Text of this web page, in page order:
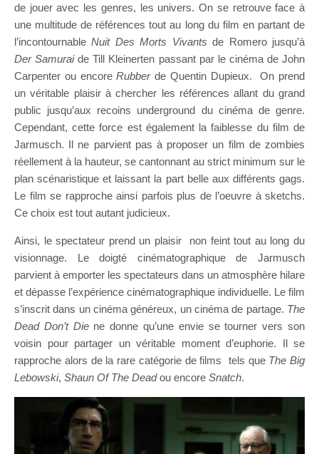
de jouer avec les genres, les univers. On se retrouve face à
une multitude de références tout au long du film en partant de
l’incontournableNuit Des Morts Vivants de Romero jusqu’à
Der Samuraide Till Kleinerten passant par le cinéma de John
Carpenter ou encoreRubberde Quentin Dupieux. On prend
un véritable plaisir à chercher les références allant du grand
public jusqu’aux recoins underground du cinéma de genre.
Cependant, cette force est également la faiblesse du film de
Jarmusch. Il ne parvient pas à proposer un film de zombies
réellement à la hauteur, se cantonnant au strict minimum sur le
plan scénaristique et laissant la part belle aux différents gags.
Le film se rapproche ainsi parfois plus de l’oeuvre à sketchs.
Ce choix est tout autant judicieux.
Ainsi, le spectateur prend un plaisir non feint tout au long du
visionnage. Le doigté cinématographique de Jarmusch
parvient à emporter les spectateurs dans un atmosphère hilare
et dépasse l’expérience cinématographique individuelle. Le film
s’inscrit dans un cinéma généreux, un cinéma de partage. The
Dead Don’t Diene donne qu’une envie se tourner vers son
voisin pour partager un véritable moment d’euphorie. Il se
rapproche alors de la rare catégorie de films tels que The Big
Lebowski, Shaun Of The Deadou encore Snatch.